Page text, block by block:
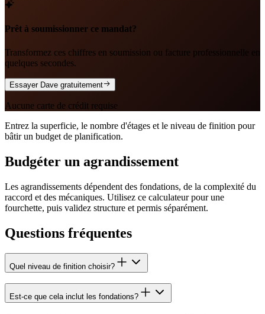
Prêt à soumissionner ce mandat?
Transformez ces chiffres en soumission ou facture professionnelle en
quelques secondes.
Essayer Dave gratuitement
Aucune carte de crédit requise
Entrez la superficie, le nombre d'étages et le niveau de finition pour
bâtir un budget de planification.
Budgéter un agrandissement
Les agrandissements dépendent des fondations, de la complexité du
raccord et des mécaniques. Utilisez ce calculateur pour une
fourchette, puis validez structure et permis séparément.
Questions fréquentes
Quel niveau de finition choisir?
Est-ce que cela inclut les fondations?